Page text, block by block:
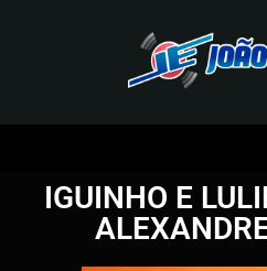
O
E
IGUINHO E